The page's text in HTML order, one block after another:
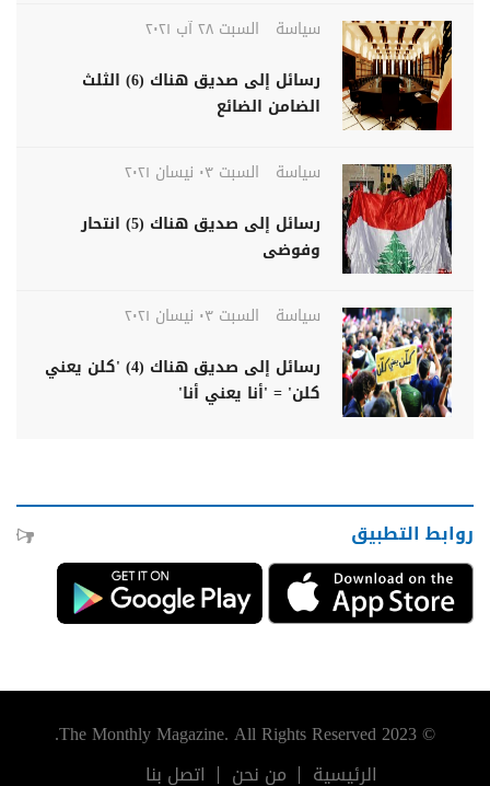
سياسة
السبت ٢٨ آب ٢٠٢١
رسائل إلى صديق هناك (6) الثلث
الضامن الضائع
سياسة
السبت ٠٣ نيسان ٢٠٢١
رسائل إلى صديق هناك (5) انتحار
وفوضى
سياسة
السبت ٠٣ نيسان ٢٠٢١
رسائل إلى صديق هناك (4) 'كلن يعني
كلن' = 'أنا يعني أنا'
روابط التطبيق
© 2023 The Monthly Magazine. All Rights Reserved.
الرئيسية
من نحن اتصل بنا